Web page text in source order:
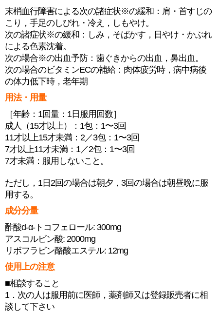
末梢血行障害による次の諸症状※の緩和：肩・首すじの
こり，手足のしびれ・冷え，しもやけ。
次の諸症状※の緩和：しみ，そばかす，日やけ・かぶれ
による色素沈着。
次の場合※の出血予防：歯ぐきからの出血，鼻出血。
次の場合のビタミンECの補給：肉体疲労時，病中病後
の体力低下時，老年期
用法・用量
［年齢：1回量：1日服用回数］
成人（15才以上）：1包：1〜3回
11才以上15才未満：2／3包：1〜3回
7才以上11才未満：1／2包：1〜3回
7才未満：服用しないこと。
ただし，1日2回の場合は朝夕，3回の場合は朝昼晩に服
用する。
成分分量
酢酸d-α-トコフェロール: 300mg
アスコルビン酸: 2000mg
リボフラビン酪酸エステル: 12mg
使用上の注意
■相談すること
1．次の人は服用前に医師，薬剤師又は登録販売者に相
談して下さい